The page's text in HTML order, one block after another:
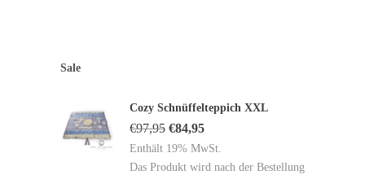
Sale
Cozy Schnüffelteppich XXL
€97,95 €84,95
Enthält 19% MwSt.
Das Produkt wird nach der Bestellung